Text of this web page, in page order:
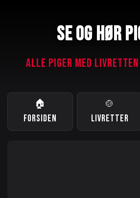
SE OG HØR
ALLE PIGER MED
🏠
FORSIDEN
🍲
LIVRETTER